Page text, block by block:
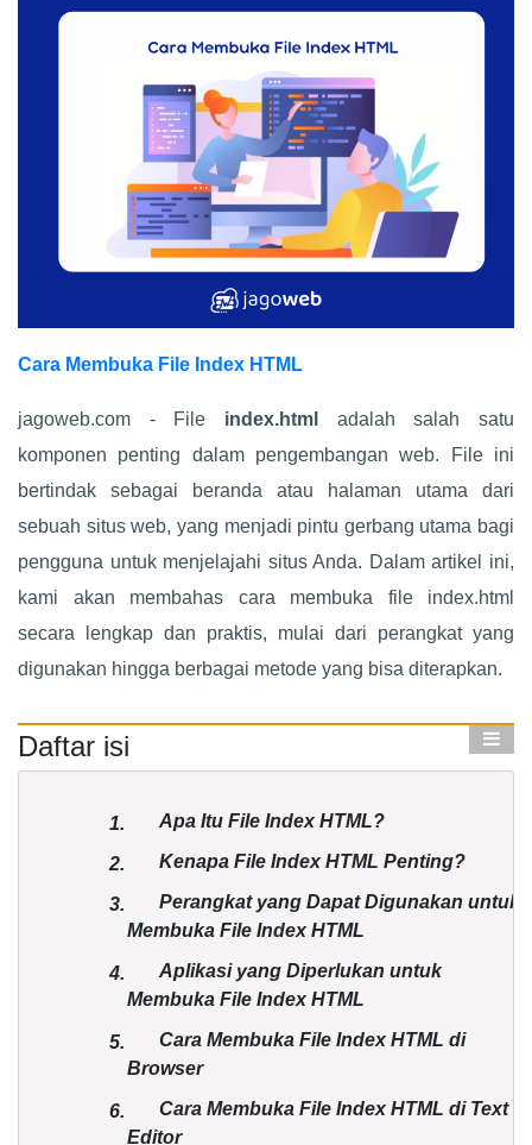
Cara Membuka File Index HTML
jagoweb.com - File index.html
adalah salah satu
komponen penting dalam pengembangan web. File ini
bertindak sebagai beranda atau halaman utama dari
sebuah situs web, yang menjadi pintu gerbang utama bagi
pengguna untuk menjelajahi situs Anda. Dalam artikel ini,
kami akan membahas cara membuka file index.html
secara lengkap dan praktis, mulai dari perangkat yang
digunakan hingga berbagai metode yang bisa diterapkan.
Daftar isi
1. Apa Itu File Index HTML?
2. Kenapa File Index HTML Penting?
3.
Perangkat yang Dapat Digunakan untuk
Membuka File Index HTML
4.
Aplikasi yang Diperlukan untuk
Membuka File Index HTML
5.
Cara Membuka File Index HTML di
Browser
6.
Cara Membuka File Index HTML di Text
Editor